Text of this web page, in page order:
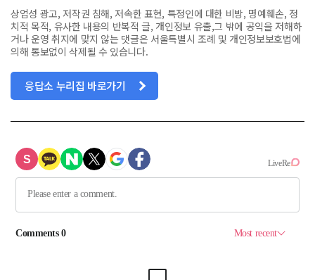
상업성 광고, 저작권 침해, 저속한 표현, 특정인에 대한 비방, 명예훼손, 정
치적 목적, 유사한 내용의 반복적 글, 개인정보 유출,그 밖에 공익을 저해하
거나 운영 취지에 맞지 않는 댓글은 서울특별시 조례 및 개인정보보호법에
의해 통보없이 삭제될 수 있습니다.
응답소 누리집 바로가기